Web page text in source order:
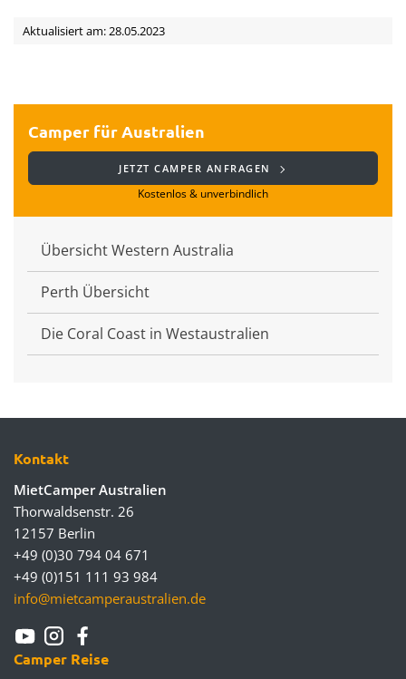
Aktualisiert am: 28.05.2023
Camper für Australien
JETZT CAMPER ANFRAGEN
Kostenlos & unverbindlich
Übersicht Western Australia
Perth Übersicht
Die Coral Coast in Westaustralien
Kontakt
MietCamper Australien
Thorwaldsenstr. 26
12157 Berlin
+49 (0)30 794 04 671
+49 (0)151 111 93 984
info@mietcamperaustralien.de
Camper Reise